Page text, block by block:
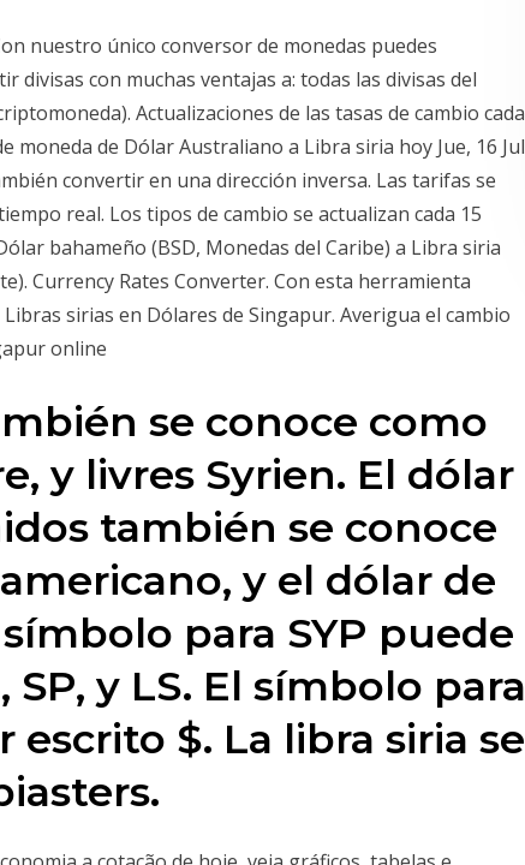
nuestro único conversor de monedas puedes
divisas con muchas ventajas a: todas las divisas del
Actualizaciones de las tasas de cambio cada
moneda de Dólar Australiano a Libra siria hoy Jue, 16 Jul
convertir en una dirección inversa. Las tarifas se
real. Los tipos de cambio se actualizan cada 15
bahameño (BSD, Monedas del Caribe) a Libra siria
Currency Rates Converter. Con esta herramienta
sirias en Dólares de Singapur. Averigua el cambio
online
se conoce como
y livres Syrien. El dólar
también se conoce
y el dólar de
símbolo para SYP puede
SP, y LS. El símbolo para
escrito $. La libra siria se